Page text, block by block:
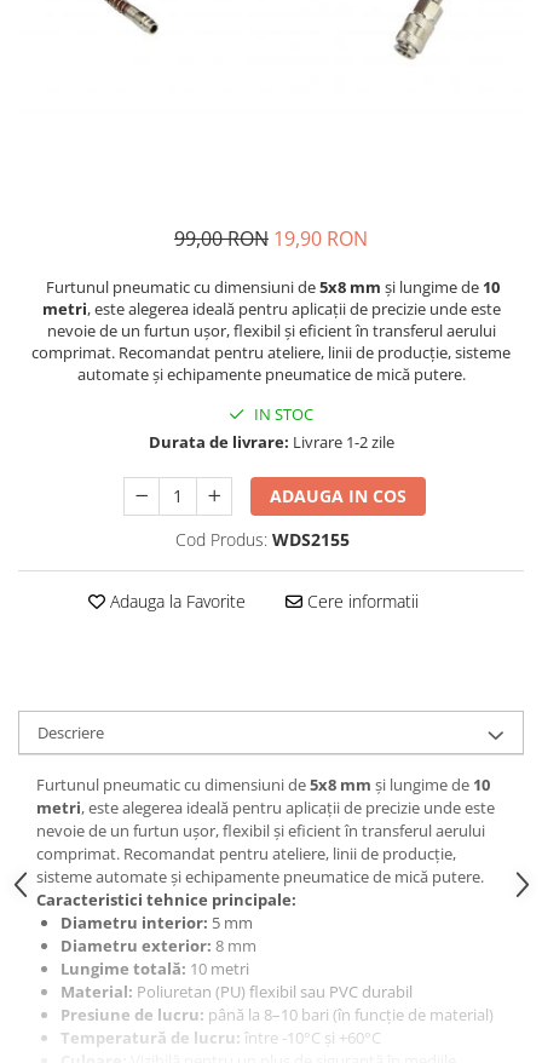
Navigatii Audi
Navigatii Suzuki
Navigatii Mitsubishi
Navigatii Volvo
Navigatii KIA
Navigatii Renault
Navigatii Chevrolet
Navigatii Honda
Navigatii Jeep
Navigatii Porsche
Navigatii Chrysler
Navigatie universala
Playere auto
Navigatii 2 DIN
Navigatii 1 DIN
Navigatie GPS Portabil
Accesorii navigatii
CarPlay&Android Auto
99,00 RON 19,90 RON
Furtunul pneumatic cu dimensiuni de5x8 mm și lungime de 10
metri, este alegerea ideală pentru aplicații de precizie unde este
nevoie de un furtun ușor, flexibil și eficient în transferul aerului
comprimat. Recomandat pentru ateliere, linii de producție, sisteme
automate și echipamente pneumatice de mică putere.
IN STOC
Durata de livrare: Livrare 1-2 zile
ADAUGA IN COS
Cod Produs: WDS2155
Adauga la Favorite Cere informatii
Descriere
Furtunul pneumatic cu dimensiuni de5x8 mm și lungime de 10
metri, este alegerea ideală pentru aplicații de precizie unde este
nevoie de un furtun ușor, flexibil și eficient în transferul aerului
comprimat. Recomandat pentru ateliere, linii de producție,
sisteme automate și echipamente pneumatice de mică putere.
Caracteristici tehnice principale:
Diametru interior: 5 mm
Diametru exterior: 8 mm
Lungime totală: 10 metri
Material: Poliuretan (PU) flexibil sau PVC durabil
Presiune de lucru: până la 8–10 bari (în funcție de material)
Temperatură de lucru: între -10°C și +60°C